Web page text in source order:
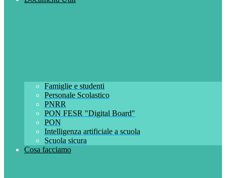
Famiglie e studenti
Personale Scolastico
PNRR
PON FESR "Digital Board"
PON
Intelligenza artificiale a scuola
Scuola sicura
Cosa facciamo